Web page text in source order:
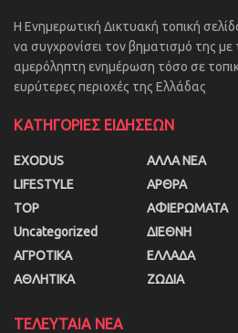
Η Ενημερωτική Δικτυακή τοπική
να συγχρονίσει τον βηματισμό της με
αμερόληπτη ενημέρωση τόσο σε
ευρύτερες περιοχές της Ελλάδας
ΚΑΤΗΓΟΡΙΕΣ ΕΙΔΗΣΕΩΝ
EXODUS
LIFESTYLE
TOP
Uncategorized
ΑΓΡΟΤΙΚΑ
ΑΘΛΗΤΙΚΑ
ΑΛΛΑ ΝΕΑ
ΑΡΘΡΑ
ΑΦΙΕΡΩΜΑΤΑ
ΔΙΕΘΝΗ
ΕΛΛΑΔΑ
ΖΩΔΙΑ
ΤΕΛΕΥΤΑΙΑ ΝΕΑ